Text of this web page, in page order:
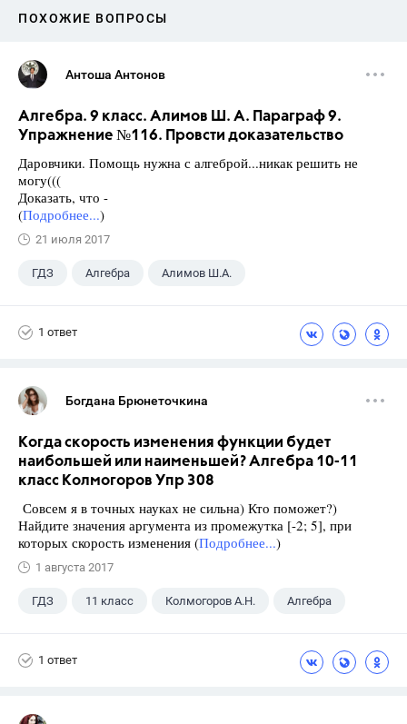
ПОХОЖИЕ ВОПРОСЫ
Антоша Антонов
Алгебра. 9 класс. Алимов Ш. А. Параграф 9.
Упражнение №116. Провсти доказательство
Даровчики. Помощь нужна с алгеброй...никак решить не
могу(((
Доказать, что -
(Подробнее...)
21 июля 2017
ГДЗ Алгебра Алимов Ш.А.
1 ответ
Богдана Брюнеточкина
Когда скорость изменения функции будет
наибольшей или наименьшей? Алгебра 10-11
класс Колмогоров Упр 308
Совсем я в точных науках не сильна) Кто поможет?)
Найдите значения аргумента из промежутка [-2; 5], при
которых скорость изменения (Подробнее...)
1 августа 2017
ГДЗ 11 класс Колмогоров А.Н. Алгебра
1 ответ